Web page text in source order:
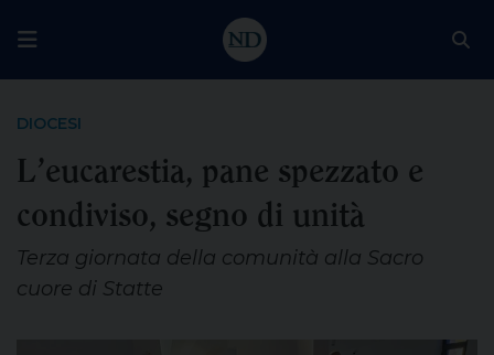
DIOCESI
L’eucarestia, pane spezzato e
condiviso, segno di unità
Terza giornata della comunità alla Sacro
cuore di Statte